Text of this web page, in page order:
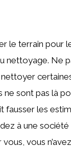
le terrain pour
nettoyage. Ne
ne sont pas là
fausser les
à une
vous